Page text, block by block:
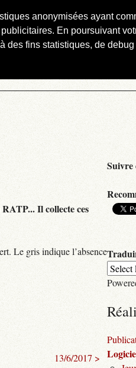
anonymisées ayant
En poursuivant
des fins statistiques, de
Il collecte ces
Le gris indique l’absence
13/6/2017 >
Suivre